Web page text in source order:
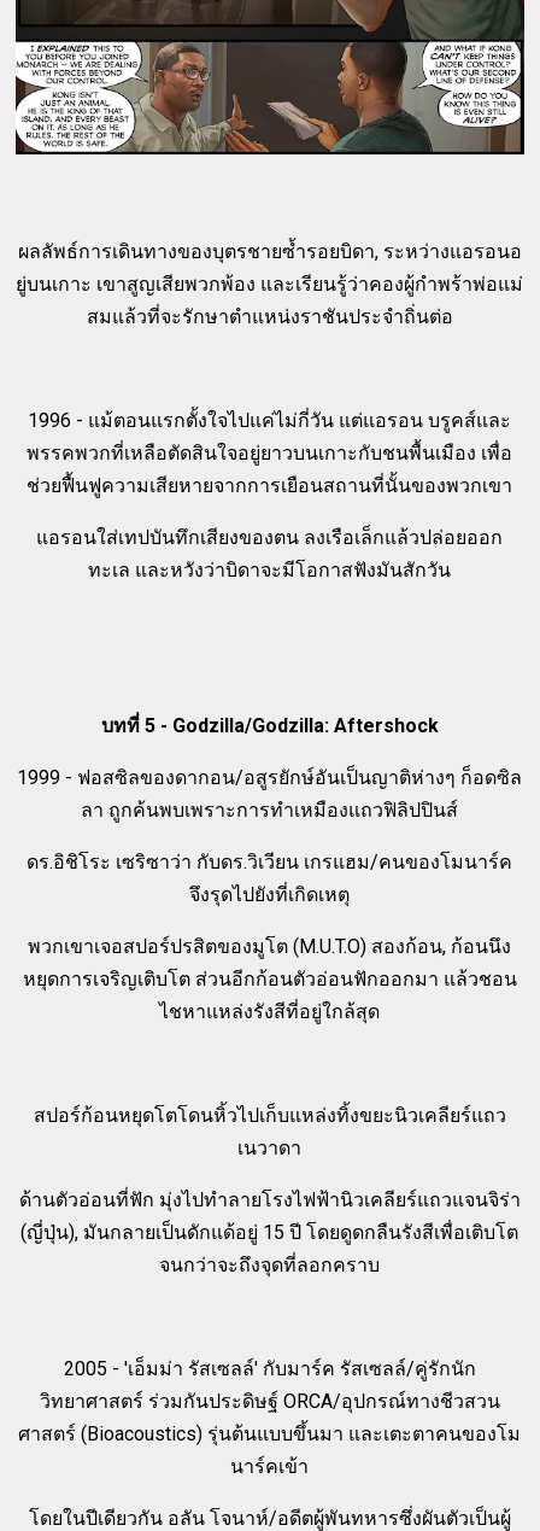
ผลลัพธ์การเดินทางของบุตรชายซ้ำรอยบิดา, ระหว่างแอรอนอ
ยู่บนเกาะ เขาสูญเสียพวกพ้อง และเรียนรู้ว่าคองผู้กำพร้าพ่อแม่
สมแล้วที่จะรักษาตำแหน่งราชันประจำถิ่นต่อ
1996 - แม้ตอนแรกตั้งใจไปแค่ไม่กี่วัน แต่แอรอน บรูคส์และ
พรรคพวกที่เหลือตัดสินใจอยู่ยาวบนเกาะกับชนพื้นเมือง เพื่อ
ช่วยฟื้นฟูความเสียหายจากการเยือนสถานที่นั้นของพวกเขา
แอรอนใส่เทปบันทึกเสียงของตน ลงเรือเล็กแล้วปล่อยออก
ทะเล และหวังว่าบิดาจะมีโอกาสฟังมันสักวัน
บทที่ 5 - Godzilla/Godzilla: Aftershock
1999 - ฟอสซิลของดากอน/อสูรยักษ์อันเป็นญาติห่างๆ ก็อดซิล
ลา ถูกค้นพบเพราะการทำเหมืองแถวฟิลิปปินส์
ดร.อิชิโระ เซริซาว่า กับดร.วิเวียน เกรแฮม/คนของโมนาร์ค
จึงรุดไปยังที่เกิดเหตุ
พวกเขาเจอสปอร์ปรสิตของมูโต (M.U.T.O) สองก้อน, ก้อนนึง
หยุดการเจริญเติบโต ส่วนอีกก้อนตัวอ่อนฟักออกมา แล้วชอน
ไชหาแหล่งรังสีที่อยู่ใกล้สุด
สปอร์ก้อนหยุดโตโดนหิ้วไปเก็บแหล่งทิ้งขยะนิวเคลียร์แถว
เนวาดา
ด้านตัวอ่อนที่ฟัก มุ่งไปทำลายโรงไฟฟ้านิวเคลียร์แถวแจนจิร่า
(ญี่ปุ่น), มันกลายเป็นดักแด้อยู่ 15 ปี โดยดูดกลืนรังสีเพื่อเติบโต
จนกว่าจะถึงจุดที่ลอกคราบ
2005 - 'เอ็มม่า รัสเซลล์' กับมาร์ค รัสเซลล์/คู่รักนัก
วิทยาศาสตร์ ร่วมกันประดิษฐ์ ORCA/อุปกรณ์ทางชีวสวน
ศาสตร์ (Bioacoustics) รุ่นต้นแบบขึ้นมา และเตะตาคนของโม
นาร์คเข้า
โดยในปีเดียวกัน อลัน โจนาห์/อดีตผู้พันทหารซึ่งผันตัวเป็นผู้